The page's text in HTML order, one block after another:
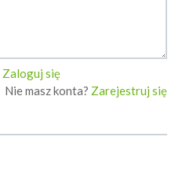
Zaloguj się
Nie masz konta? Zarejestruj się